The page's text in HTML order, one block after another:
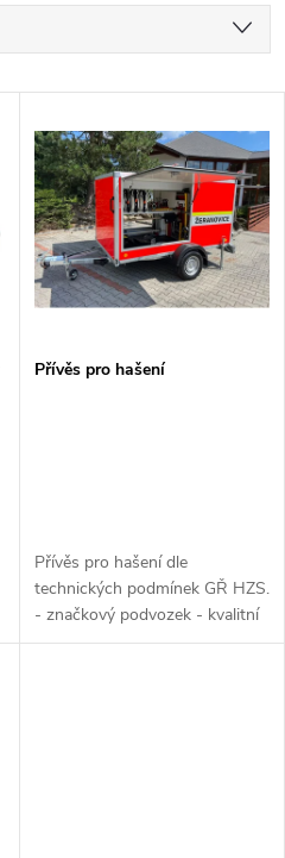
Přívěs pro hašení
Přívěs pro hašení dle
technických podmínek GŘ HZS.
- značkový podvozek - kvalitní
zpracování nástavby pro